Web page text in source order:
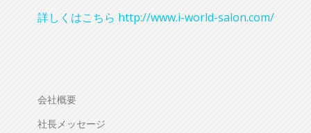
詳しくはこちら http://www.i-world-salon.com/
会社概要
社長メッセージ